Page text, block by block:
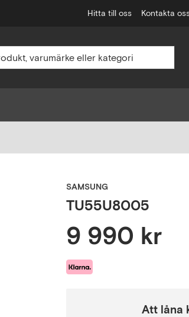
Hitta till oss Kontakta
SAMSUNG
TU55U8005
9 990 kr
Att låna